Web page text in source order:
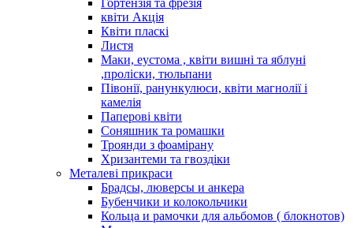
Гортензія та фрезія
квіти Акція
Квіти пласкі
Листя
Маки, еустома , квіти вишні та яблуні
,проліски, тюльпани
Півонії, ранункулюси, квіти магнолії і
камелія
Паперові квіти
Соняшник та ромашки
Троянди з фоамірану
Хризантеми та гвоздіки
Металеві прикраси
Брадсы, люверсы и анкера
Бубенчики и колокольчики
Кольца и рамочки для альбомов ( блокнотов)